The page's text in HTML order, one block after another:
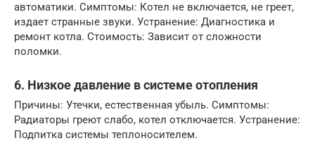
автоматики. Симптомы: Котел не включается, не греет,
издает странные звуки. Устранение: Диагностика и
ремонт котла. Стоимость: Зависит от сложности
поломки.
6. Низкое давление в системе отопления
Причины: Утечки, естественная убыль. Симптомы:
Радиаторы греют слабо, котел отключается. Устранение:
Подпитка системы теплоносителем.